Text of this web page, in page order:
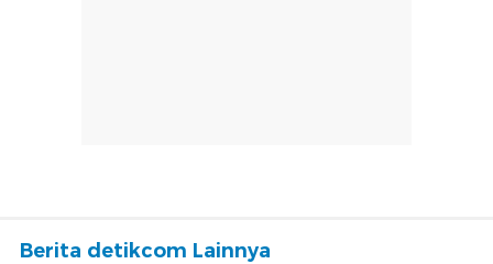
Berita detikcom Lainnya